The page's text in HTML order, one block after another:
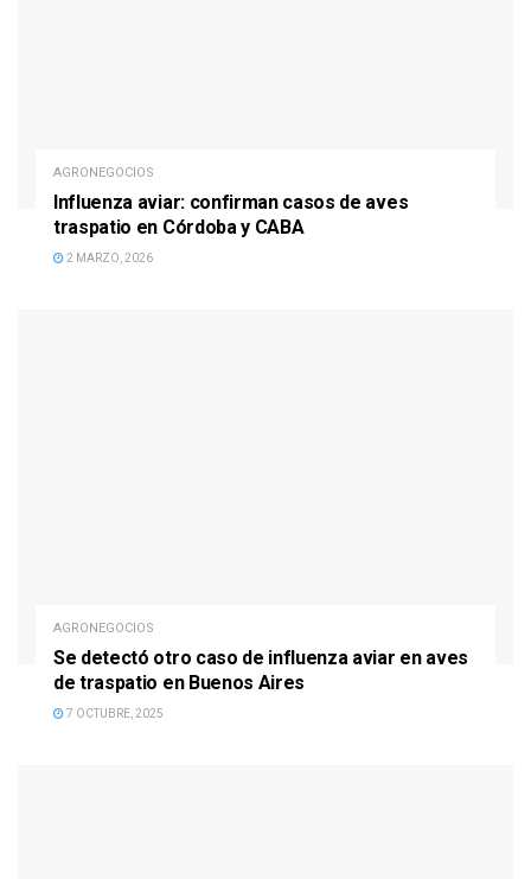
AGRONEGOCIOS
Influenza aviar: confirman casos de aves
traspatio en Córdoba y CABA
2 MARZO, 2026
AGRONEGOCIOS
Se detectó otro caso de influenza aviar en aves
de traspatio en Buenos Aires
7 OCTUBRE, 2025